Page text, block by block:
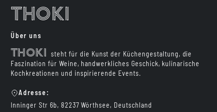
Thoki
Über uns
Thoki
steht für die Kunst der Küchengestaltung, die
Faszination für Weine, handwerkliches Geschick, kulinarische
Kochkreationen und inspirierende Events.
Adresse:
Inninger Str 6b, 82237 Wörthsee, Deutschland